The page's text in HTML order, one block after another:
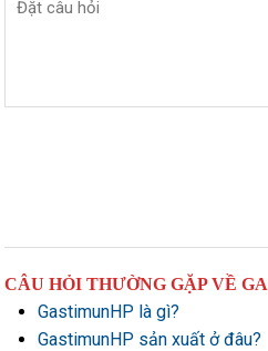
CÂU HỎI THƯỜNG GẶP VỀ
GastimunHP là gì?
GastimunHP sản xuất ở đâu?